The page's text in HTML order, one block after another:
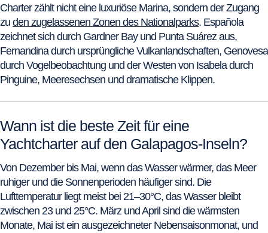
Charter zählt nicht eine luxuriöse Marina, sondern der Zugang
zu den zugelassenen Zonen des Nationalparks. Española
zeichnet sich durch Gardner Bay und Punta Suárez aus,
Fernandina durch ursprüngliche Vulkanlandschaften, Genovesa
durch Vogelbeobachtung und der Westen von Isabela durch
Pinguine, Meeresechsen und dramatische Klippen.
Wann ist die beste Zeit für eine
Yachtcharter auf den Galapagos-Inseln?
Von Dezember bis Mai, wenn das Wasser wärmer, das Meer
ruhiger und die Sonnenperioden häufiger sind. Die
Lufttemperatur liegt meist bei 21–30°C, das Wasser bleibt
zwischen 23 und 25°C. März und April sind die wärmsten
Monate, Mai ist ein ausgezeichneter Nebensaisonmonat, und